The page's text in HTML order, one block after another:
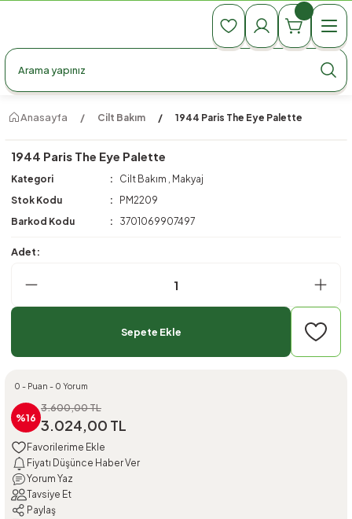
990 TL Üzeri Ücretsiz Kargo
990 TL Üzeri Ücretsiz Kargo
Anasayfa Cilt Bakım 1944 Paris The Eye Palette
1944 Paris The Eye Palette
Kategori Cilt Bakım , Makyaj
Stok Kodu
PM2209
Barkod Kodu
3701069907497
Adet:
Sepete Ekle
0 - Puan - 0 Yorum
%16
3.600,00 TL
3.024,00 TL
Fiyatı Düşünce Haber Ver
Yorum Yaz
Tavsiye Et
Paylaş